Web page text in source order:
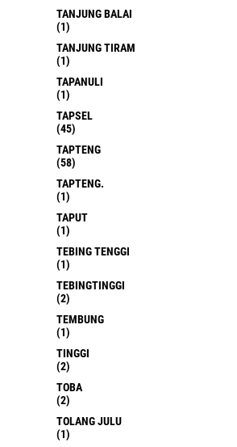
TANJUNG BALAI
(1)
TANJUNG TIRAM
(1)
TAPANULI
(1)
TAPSEL
(45)
TAPTENG
(58)
TAPTENG.
(1)
TAPUT
(1)
TEBING TENGGI
(1)
TEBINGTINGGI
(2)
TEMBUNG
(1)
TINGGI
(2)
TOBA
(2)
TOLANG JULU
(1)